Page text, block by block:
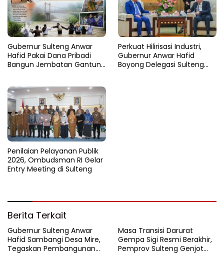
Gubernur Sulteng Anwar
Hafid Pakai Dana Pribadi
Bangun Jembatan Gantung
Perkuat Hilirisasi Industri,
Gubernur Anwar Hafid
Boyong Delegasi Sulteng
Penilaian Pelayanan Publik
2026, Ombudsman RI Gelar
Entry Meeting di Sulteng
Berita Terkait
Gubernur Sulteng Anwar
Hafid Sambangi Desa Mire,
Tegaskan Pembangunan
Masa Transisi Darurat
Gempa Sigi Resmi Berakhir,
Pemprov Sulteng Genjot